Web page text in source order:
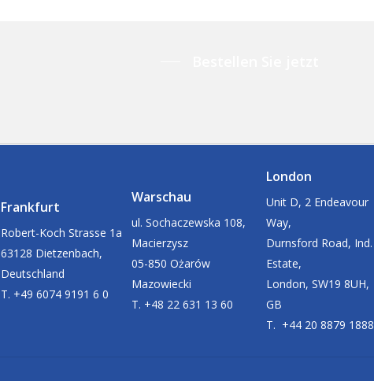
Frankfurt
Robert-Koch Strasse 1a
63128 Dietzenbach,
Deutschland
T. +49 6074 9191 6 0
Warschau
ul. Sochaczewska 108,
Macierzysz
05-850 Ożarów
Mazowiecki
T. +48 22 631 13 60
London
Unit D, 2 Endeavour
Way,
Durnsford Road, Ind.
Estate,
London, SW19 8UH,
GB
T. +44 20 8879 1888